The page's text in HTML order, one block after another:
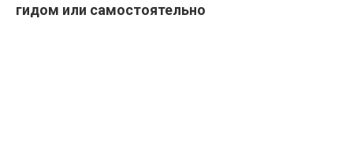
гидом или самостоятельно